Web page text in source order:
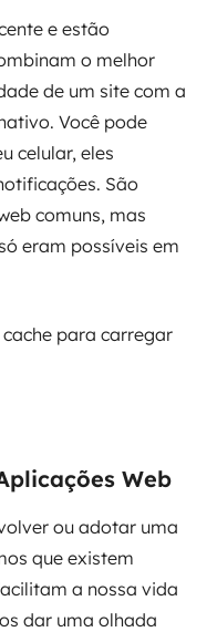
e estão
o melhor
de um site com a
Você pode
celular, eles
São
comuns, mas
eram possíveis em
para carregar
Web
ou adotar uma
que existem
a nossa vida
dar uma olhada